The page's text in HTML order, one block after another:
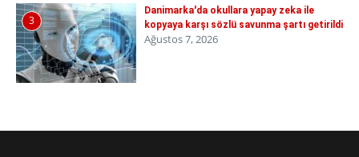
3
Danimarka'da okullara yapay zeka ile
kopyaya karşı sözlü savunma şartı getirildi
Ağustos 7, 2026